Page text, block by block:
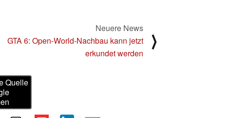
Neuere News
GTA 6: Open-World-Nachbau kann jetzt
erkundet werden
⟩
Quelle